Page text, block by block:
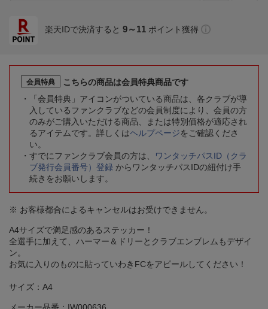
楽天IDで決済すると 9～11 ポイント獲得
会員特典
こちらの商品は会員特典商品です
「会員特典」アイコンがついている商品は、各クラブが導
入しているファンクラブなどの会員制度により、会員の方
のみがご購入いただける商品、または特別価格が適応され
るアイテムです。詳しくはヘルプページをご確認くださ
い。
すでにファンクラブ会員の方は、
ワンタッチパスID（クラ
ブ発行会員番号）登録 からワンタッチパスIDの紐付け手
続きをお願いします。
※ お客様都合によるキャンセルはお受けできません。
A4サイズで満足感のあるステッカー！
全選手に加えて、ハーマー＆ドリーとクラブエンブレムもデザイ
ン。
お気に入りのものに貼っていわきFCをアピールしてください！
サイズ：A4